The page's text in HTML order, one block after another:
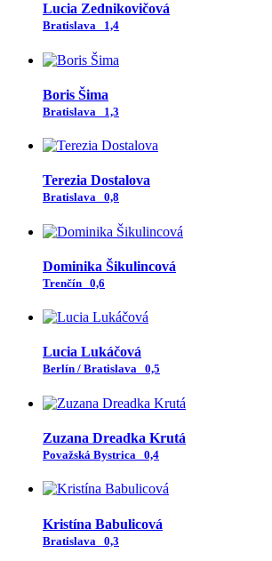
Lucia Zednikovičová
Bratislava 1,4
Boris Šima
Bratislava 1,3
Terezia Dostalova
Bratislava 0,8
Dominika Šikulincová
Trenčín 0,6
Lucia Lukáčová
Berlín / Bratislava 0,5
Zuzana Dreadka Krutá
Považská Bystrica 0,4
Kristína Babulicová
Bratislava 0,3